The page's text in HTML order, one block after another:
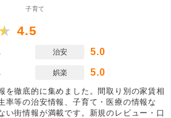
4.5
治安 5.0
娯楽 5.0
を徹底的に集めました。間取り別の家賃相
率等の治安情報、子育て・医療の情報な
い街情報が満載です。新規のレビュー・口